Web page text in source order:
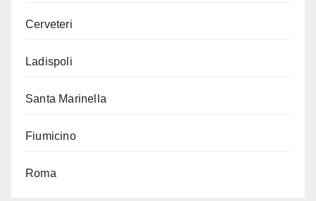
Cerveteri
Ladispoli
Santa Marinella
Fiumicino
Roma